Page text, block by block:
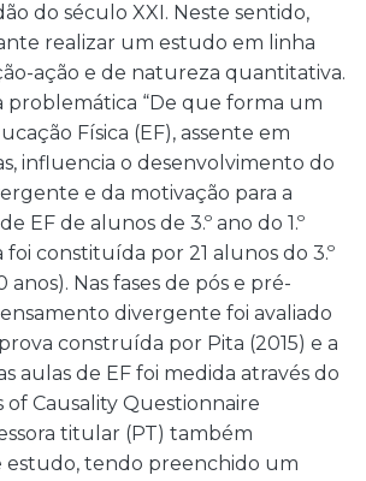
do século XXI. Neste sentido,
realizar um estudo em linha
ação e de natureza quantitativa.
problemática “De que forma um
Física (EF), assente em
influencia o desenvolvimento do
e da motivação para a
EF de alunos de 3.º ano do 1.º
foi constituída por 21 alunos do 3.º
anos). Nas fases de pós e pré-
divergente foi avaliado
construída por Pita (2015) e a
aulas de EF foi medida através do
of Causality Questionnaire
titular (PT) também
estudo, tendo preenchido um